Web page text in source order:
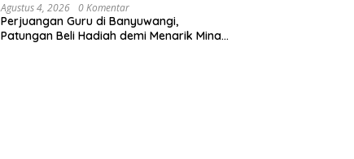
Agustus 4, 2026 0 Komentar
Perjuangan Guru di Banyuwangi,
Patungan Beli Hadiah demi Menarik Minat